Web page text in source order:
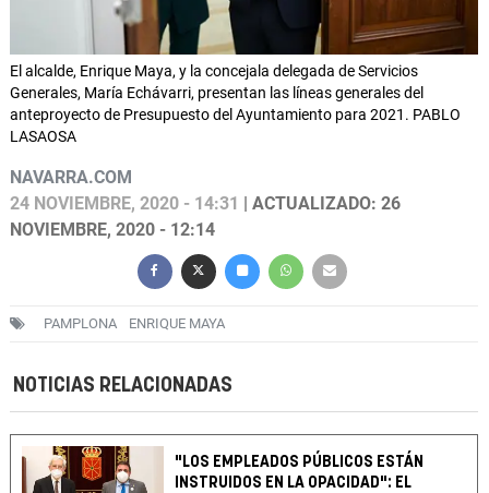
El alcalde, Enrique Maya, y la concejala delegada de Servicios
Generales, María Echávarri, presentan las líneas generales del
anteproyecto de Presupuesto del Ayuntamiento para 2021. PABLO
LASAOSA
NAVARRA.COM
24 NOVIEMBRE, 2020 - 14:31
| ACTUALIZADO: 26
NOVIEMBRE, 2020 - 12:14
PAMPLONA ENRIQUE MAYA
NOTICIAS RELACIONADAS
"LOS EMPLEADOS PÚBLICOS ESTÁN
INSTRUIDOS EN LA OPACIDAD": EL